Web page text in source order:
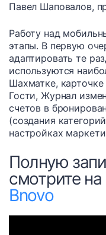
Павел Шаповалов,
Работу над
этапы. В первую
адаптировать те
используются
Шахматке,
Гости, Журнал
счетов в
(создания
настройках
Полную
смотрите на
Bnovo